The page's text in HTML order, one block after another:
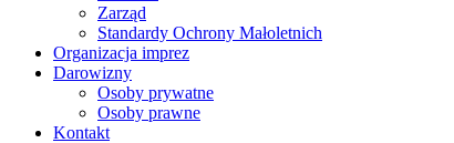
Zarząd
Standardy Ochrony Małoletnich
Organizacja imprez
Darowizny
Osoby prywatne
Osoby prawne
Kontakt